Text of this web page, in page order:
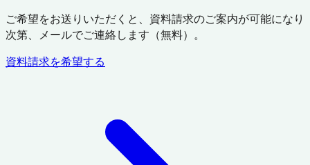
ご希望をお送りいただくと、資料請求のご案内が可能になり
次第、メールでご連絡します（無料）。
資料請求を希望する